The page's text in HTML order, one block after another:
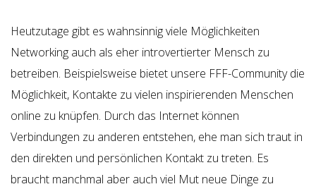
Heutzutage gibt es wahnsinnig viele Möglichkeiten
Networking auch als eher introvertierter Mensch zu
betreiben. Beispielsweise bietet unsere FFF-Community die
Möglichkeit, Kontakte zu vielen inspirierenden Menschen
online zu knüpfen. Durch das Internet können
Verbindungen zu anderen entstehen, ehe man sich traut in
den direkten und persönlichen Kontakt zu treten. Es
braucht manchmal aber auch viel Mut neue Dinge zu